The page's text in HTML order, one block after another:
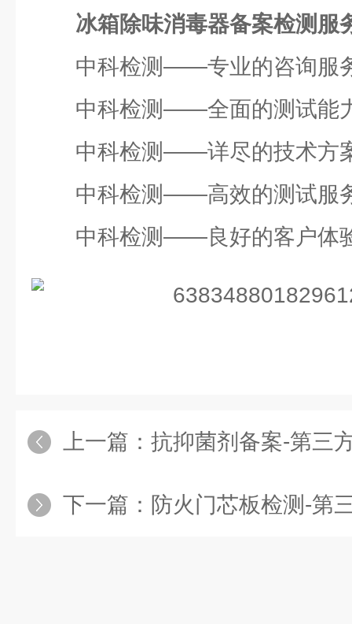
冰箱除味消毒器备案检测服
中科检测——专业的咨询服
中科检测——全面的测试能
中科检测——详尽的技术方
中科检测——高效的测试服
中科检测——良好的客户体
上一篇： 抗抑菌剂备案-第三
下一篇： 防火门芯板检测-第